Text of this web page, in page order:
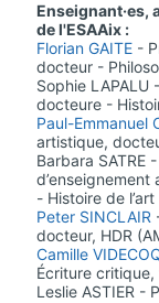
Enseignant·es,
de l'ESAAix :
Florian GAITE -
docteur -
Sophie LAPALU
docteure -
Paul-Emmanuel
artistique,
Barbara SATRE
- Histoire de l’art
Peter SINCLAIR
docteur, HDR
Camille
Écriture
Leslie ASTIER -